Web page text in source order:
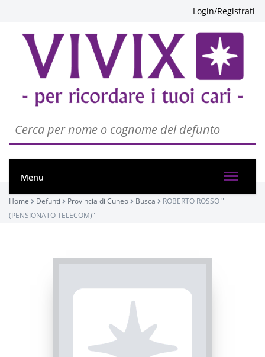
Login/Registrati
Menu
Home Defunti Provincia di Cuneo Busca
ROBERTO ROSSO "
(PENSIONATO TELECOM)"
PASSATE:
09/04/2022 09:00
INVIA CONDOGLIANZE